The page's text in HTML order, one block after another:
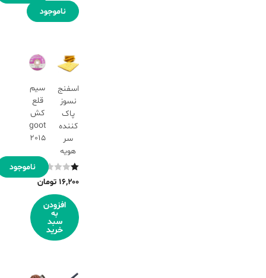
ناموجود
اسفنج
نسوز
پاک
کننده
سر
هویه
نمره
از
۱۶,۲۰۰ تومان
افزودن
به
سبد
خرید
سیم
قلع
کش
goot
2015
ناموجود